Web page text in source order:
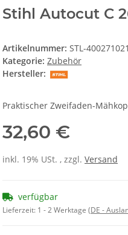
Stihl Autocut C
Artikelnummer: STL-
Kategorie: Zubehör
Hersteller:
Praktischer Zweifaden-
32,60 €
inkl. 19% USt. , zzgl. Versand
verfügbar
Lieferzeit: 1 - 2 Werktage (DE -